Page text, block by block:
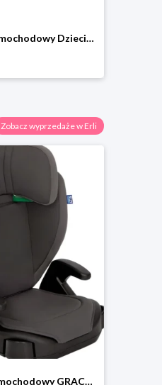
Fotelik Samochodowy Dziecięcy 76-150cm Sesttino Rocker Pro9-36kg Bezpieczny
Zobacz wyprzedaże w Erli
Fotelik samochodowy GRACO JUNIOR MAXI I-SIZE 100 - 150 cm 15 - 36 kg